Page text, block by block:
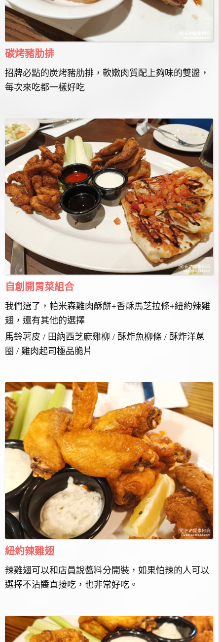
碳烤豬肋排
招牌必點的炭烤豬肋排，軟嫩肉質配上夠味的雙醬，
每次來吃都一樣好吃
自創開胃菜組合
我們選了，帕米森雞肉酥餅+香酥馬芝拉條+紐約辣雞
翅，還有其他的選擇
馬鈴薯皮 / 田納西芝麻雞柳 / 酥炸魚柳條 / 酥炸洋蔥
圈 / 雞肉起司極品脆片
紐約辣雞翅
辣雞翅可以和店員說醬料分開裝，如果怕辣的人可以
選擇不沾醬直接吃，也非常好吃。